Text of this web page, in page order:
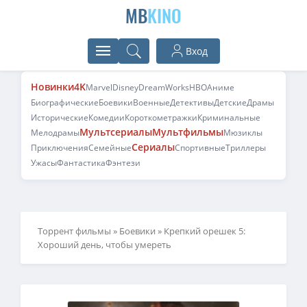
MBKINO
Вход
Новинки4KMarvelDisneyDreamWorksHBOАниме
БиографическиеБоевикиВоенныеДетективыДетскиеДрамы
ИсторическиеКомедииКороткометражкиКриминальные
МелодрамыМультсериалыМультфильмыМюзиклы
ПриключенияСемейныеСериалыСпортивныеТриллеры
УжасыФантастикаФэнтези
Торрент фильмы » Боевики » Крепкий орешек 5:
Хороший день, чтобы умереть